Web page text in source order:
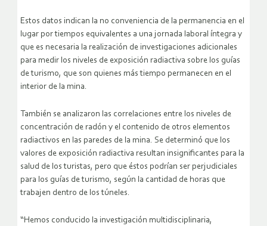
Estos datos indican la no conveniencia de la permanencia en el
lugar por tiempos equivalentes a una jornada laboral íntegra y
que es necesaria la realización de investigaciones adicionales
para medir los niveles de exposición radiactiva sobre los guías
de turismo, que son quienes más tiempo permanecen en el
interior de la mina.
También se analizaron las correlaciones entre los niveles de
concentración de radón y el contenido de otros elementos
radiactivos en las paredes de la mina. Se determinó que los
valores de exposición radiactiva resultan insignificantes para la
salud de los turistas, pero que éstos podrían ser perjudiciales
para los guías de turismo, según la cantidad de horas que
trabajen dentro de los túneles.
“Hemos conducido la investigación multidisciplinaria,